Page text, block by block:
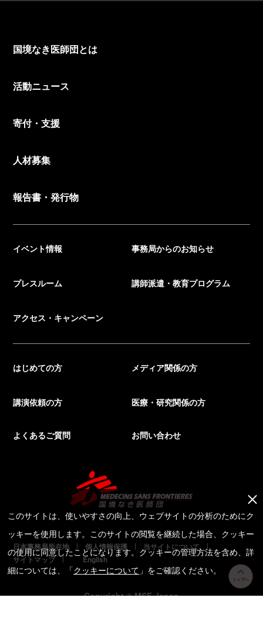
国境なき医師団とは
活動ニュース
寄付・支援
人材募集
報告書・発行物
イベント情報 事務局からのお知らせ
プレスルーム 講師派遣・教育プログラム
アクセス・キャンペーン
はじめての方 メディア関係の方
講演依頼の方 医療・研究関係の方
よくあるご質問 お問い合わせ
日本事務局所在地 個人情報保護
当サイトについて
サイトマップ
English
Copyright © MSF Japan
トップへ
このサイトは、使いやすさの向上、ウェブサイトの分析のためにク
ッキーを使用します。このサイトの閲覧を継続した場合、クッキー
の使用に同意したことになります。クッキーの管理方法を含め、詳
細については、「クッキーについて 」をご確認ください。